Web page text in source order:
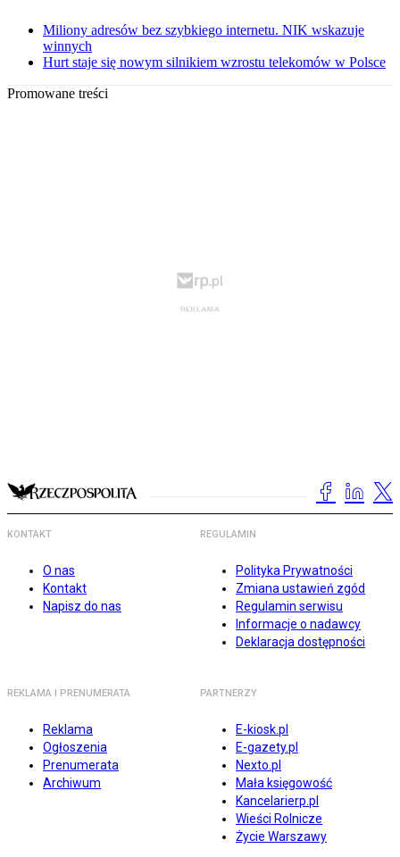
Miliony adresów bez szybkiego internetu. NIK wskazuje
winnych
Hurt staje się nowym silnikiem wzrostu telekomów w Polsce
Promowane treści
KONTAKT
O nas
Kontakt
Napisz do nas
REGULAMIN
Polityka Prywatności
Zmiana ustawień zgód
Regulamin serwisu
Informacje o nadawcy
Deklaracja dostępności
REKLAMA I PRENUMERATA
Reklama
Ogłoszenia
Prenumerata
Archiwum
PARTNERZY
E-kiosk.pl
E-gazety.pl
Nexto.pl
Mała księgowość
Kancelarierp.pl
Wieści Rolnicze
Życie Warszawy